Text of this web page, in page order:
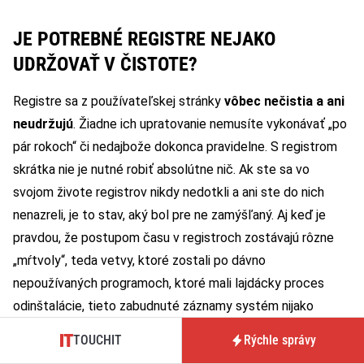
JE POTREBNÉ REGISTRE NEJAKO
UDRŽOVAŤ V ČISTOTE?
Registre sa z používateľskej stránky vôbec nečistia a ani
neudržujú. Žiadne ich upratovanie nemusíte vykonávať „po
pár rokoch“ či nedajbože dokonca pravidelne. S registrom
skrátka nie je nutné robiť absolútne nič. Ak ste sa vo
svojom živote registrov nikdy nedotkli a ani ste do nich
nenazreli, je to stav, aký bol pre ne zamýšľaný. Aj keď je
pravdou, že postupom času v registroch zostávajú rôzne
„mŕtvoly“, teda vetvy, ktoré zostali po dávno
nepoužívaných programoch, ktoré mali lajdácky proces
odinštalácie, tieto zabudnuté záznamy systém nijako
záznamy v registri zhruba 1,7 milióna riadkov a to, že sa po
TOUCHIT Rýchle správy